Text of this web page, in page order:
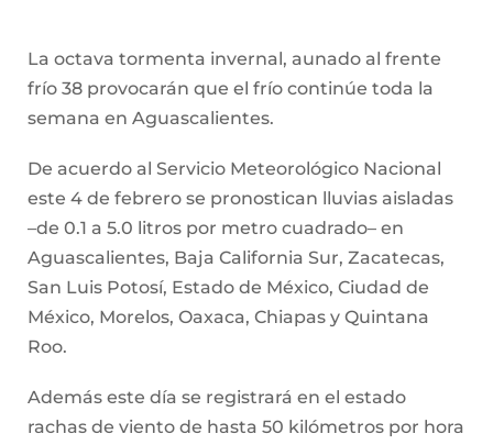
La octava tormenta invernal, aunado al frente
frío 38 provocarán que el frío continúe toda la
semana en Aguascalientes.
De acuerdo al Servicio Meteorológico Nacional
este 4 de febrero se pronostican lluvias aisladas
–de 0.1 a 5.0 litros por metro cuadrado– en
Aguascalientes, Baja California Sur, Zacatecas,
San Luis Potosí, Estado de México, Ciudad de
México, Morelos, Oaxaca, Chiapas y Quintana
Roo.
Además este día se registrará en el estado
rachas de viento de hasta 50 kilómetros por hora